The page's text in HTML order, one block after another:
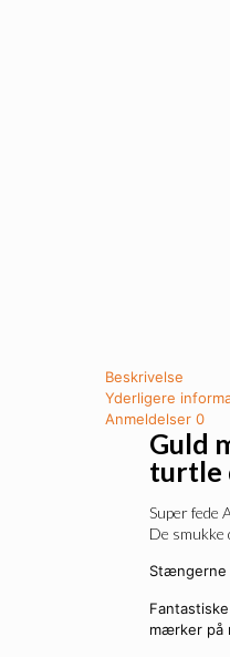
Beskrivelse
Yderligere
Anmeldelser 0
Guld
turtle
Super fede
De smukke
Stængerne
mærker på